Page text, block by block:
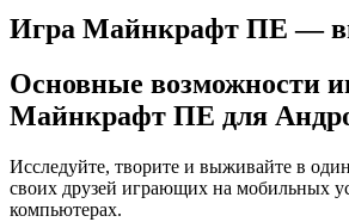
Игра Майнкрафт ПЕ —
Основные возможности
Майнкрафт ПЕ для
Исследуйте, творите и выживайте в
своих друзей играющих на мобильных
компьютерах.